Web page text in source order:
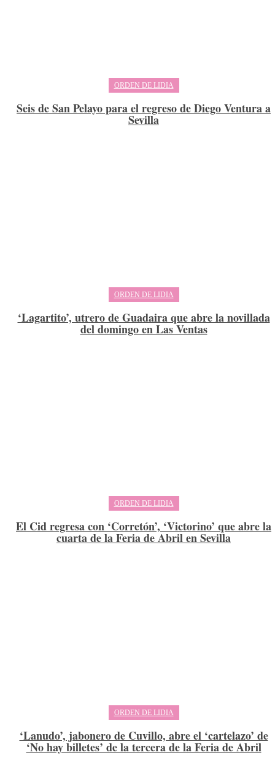
ORDEN DE LIDIA
Seis de San Pelayo para el regreso de Diego Ventura a
Sevilla
ORDEN DE LIDIA
‘Lagartito’, utrero de Guadaira que abre la novillada
del domingo en Las Ventas
ORDEN DE LIDIA
El Cid regresa con ‘Corretón’, ‘Victorino’ que abre la
cuarta de la Feria de Abril en Sevilla
ORDEN DE LIDIA
‘Lanudo’, jabonero de Cuvillo, abre el ‘cartelazo’ de
‘No hay billetes’ de la tercera de la Feria de Abril